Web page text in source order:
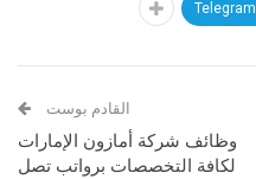
Telegram
القادم بوست
وظائف شركة أمازون الإمارات
لكافة التخصصات برواتب تصل